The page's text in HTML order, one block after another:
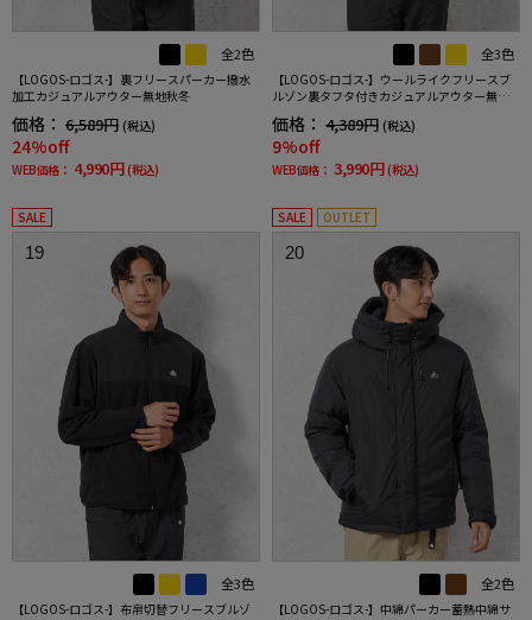
全2色
【LOGOS-ロゴス-】裏フリースパーカー撥水
加工カジュアルアウター無地秋冬
価格： 6,589円 (税込)
24%off
WEB価格： 4,990円 (税込)
全3色
【LOGOS-ロゴス-】ウールライクフリースブ
ルゾン裏タフタ付きカジュアルアウター無地
秋冬
価格： 4,389円 (税込)
9%off
WEB価格： 3,990円 (税込)
SALE
19
全3色
【LOGOS-ロゴス-】布帛切替フリースブルゾ
SALE OUTLET
20
全2色
【LOGOS-ロゴス-】中綿パーカー蓄熱中綿サ